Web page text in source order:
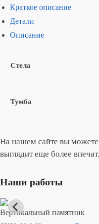
Краткое описание
Детали
Описание
Стела
Тумба
На нашем сайте вы можете
выглядит еще более
Наши работы
Вертикальный памятник